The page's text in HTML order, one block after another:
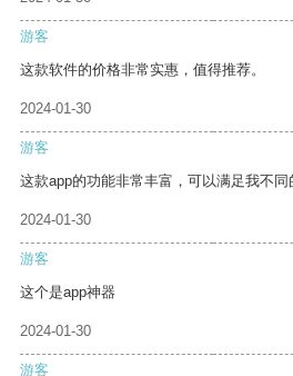
游客
这款软件的价格非常实惠，值得推荐。
2024-01-30
游客
这款app的功能非常丰富，可以满足我不同
2024-01-30
游客
这个是app神器
2024-01-30
游客